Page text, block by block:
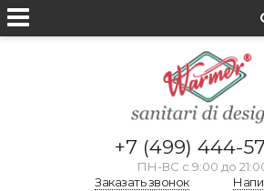
+7 (499) 444-
ПН-ВС с 9:00 до
Заказать звонок